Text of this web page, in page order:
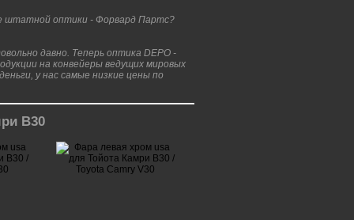
штатной оптики - Форвард Партс?
давно. Теперь оптика DEPO -
на конвейеры ведущих мировых
у нас самые низкие цены по
В30